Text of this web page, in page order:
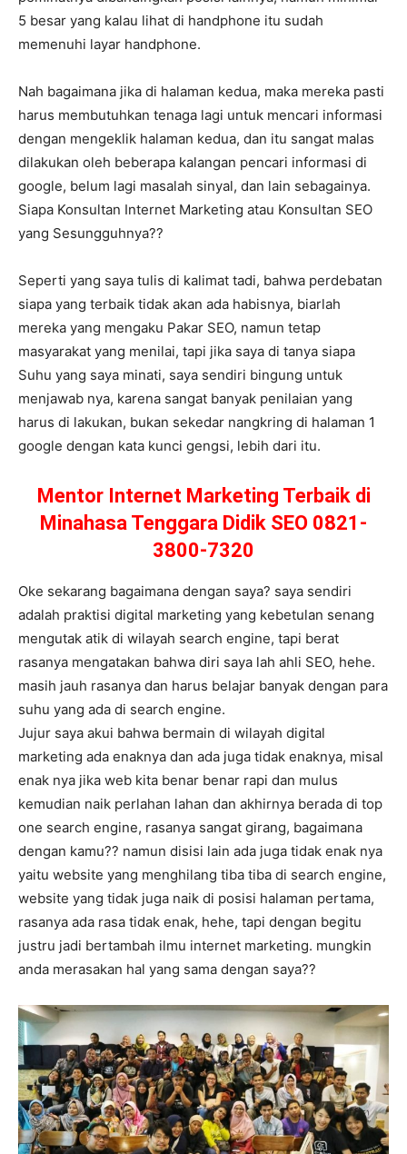
5 besar yang kalau lihat di handphone itu sudah
memenuhi layar handphone.
Nah bagaimana jika di halaman kedua, maka mereka pasti
harus membutuhkan tenaga lagi untuk mencari informasi
dengan mengeklik halaman kedua, dan itu sangat malas
dilakukan oleh beberapa kalangan pencari informasi di
google, belum lagi masalah sinyal, dan lain sebagainya.
Siapa Konsultan Internet Marketing atau Konsultan SEO
yang Sesungguhnya??
Seperti yang saya tulis di kalimat tadi, bahwa perdebatan
siapa yang terbaik tidak akan ada habisnya, biarlah
mereka yang mengaku Pakar SEO, namun tetap
masyarakat yang menilai, tapi jika saya di tanya siapa
Suhu yang saya minati, saya sendiri bingung untuk
menjawab nya, karena sangat banyak penilaian yang
harus di lakukan, bukan sekedar nangkring di halaman 1
google dengan kata kunci gengsi, lebih dari itu.
Mentor Internet Marketing Terbaik di
Minahasa Tenggara Didik SEO 0821-
3800-7320
Oke sekarang bagaimana dengan saya? saya sendiri
adalah praktisi digital marketing yang kebetulan senang
mengutak atik di wilayah search engine, tapi berat
rasanya mengatakan bahwa diri saya lah ahli SEO, hehe.
masih jauh rasanya dan harus belajar banyak dengan para
suhu yang ada di search engine.
Jujur saya akui bahwa bermain di wilayah digital
marketing ada enaknya dan ada juga tidak enaknya, misal
enak nya jika web kita benar benar rapi dan mulus
kemudian naik perlahan lahan dan akhirnya berada di top
one search engine, rasanya sangat girang, bagaimana
dengan kamu?? namun disisi lain ada juga tidak enak nya
yaitu website yang menghilang tiba tiba di search engine,
website yang tidak juga naik di posisi halaman pertama,
rasanya ada rasa tidak enak, hehe, tapi dengan begitu
justru jadi bertambah ilmu internet marketing. mungkin
anda merasakan hal yang sama dengan saya??